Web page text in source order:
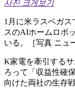
사진 크게보기
1月に米ラスベガス
スのAIホームロボ
いる。［写真 ニュ
K家電を牽引する
ろって「収益性確
向けた両社の生存